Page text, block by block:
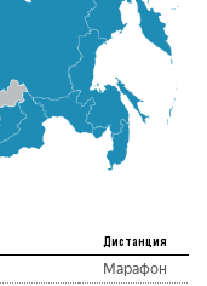
Дистанция
Марафон